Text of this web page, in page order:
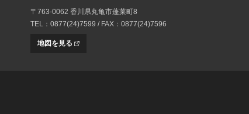
〒763-0062 香川県丸亀市蓬莱町8
TEL：0877(24)7599 / FAX：0877(24)7596
地図を見る